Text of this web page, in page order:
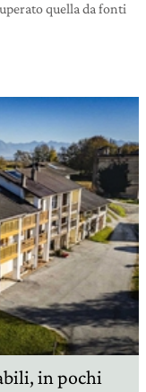
quella da fonti
in pochi